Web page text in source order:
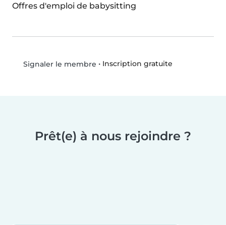
Offres d'emploi de babysitting
Signaler le membre • Inscription gratuite
Prêt(e) à nous rejoindre ?